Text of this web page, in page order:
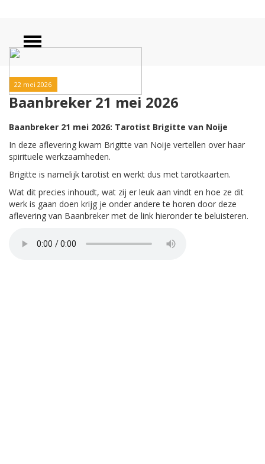
22 mei 2026
Baanbreker 21 mei 2026
Baanbreker 21 mei 2026: Tarotist Brigitte van Noije
In deze aflevering kwam Brigitte van Noije vertellen over haar
spirituele werkzaamheden.
Brigitte is namelijk tarotist en werkt dus met tarotkaarten.
Wat dit precies inhoudt, wat zij er leuk aan vindt en hoe ze dit
werk is gaan doen krijg je onder andere te horen door deze
aflevering van Baanbreker met de link hieronder te beluisteren.